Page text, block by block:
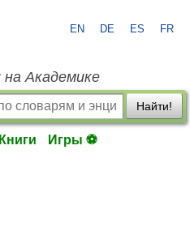
EN DE ES FR
на Академике
Найти!
Книги Игры ⚽